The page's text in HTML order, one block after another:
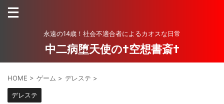
永遠の14歳！社会不適合者によるカオスな日常
中二病堕天使の†空想書斎†
HOME > ゲーム > デレステ >
デレステ